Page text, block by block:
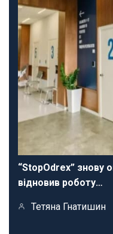
“StopOdrex” знову
відновив роботу…
Тетяна Гнатишин